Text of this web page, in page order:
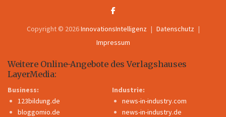
Copyright © 2026InnovationsIntelligenz
Datenschutz
Impressum
Weitere Online-Angebote des Verlagshauses
LayerMedia:
Business:
123bildung.de
bloggomio.de
Industrie:
news-in-industry.com
news-in-industry.de